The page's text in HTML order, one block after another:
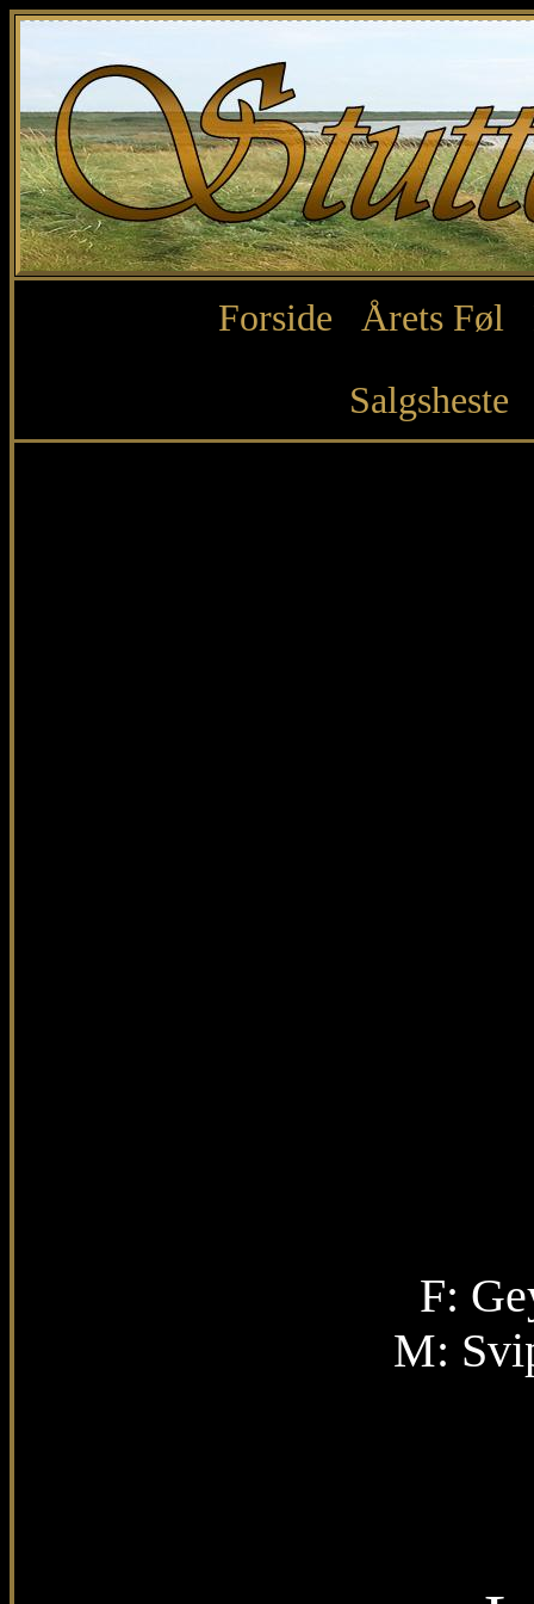
Forside Årets Føl
Salgsheste
F:
M: